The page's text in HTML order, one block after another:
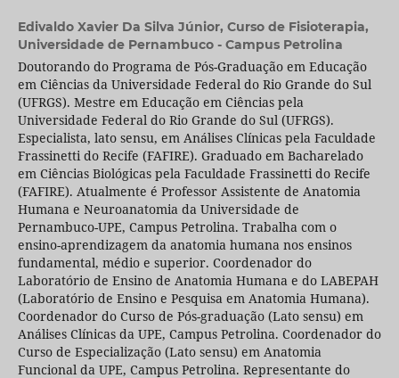
Edivaldo Xavier Da Silva Júnior, Curso de Fisioterapia,
Universidade de Pernambuco - Campus Petrolina
Doutorando do Programa de Pós-Graduação em Educação
em Ciências da Universidade Federal do Rio Grande do Sul
(UFRGS). Mestre em Educação em Ciências pela
Universidade Federal do Rio Grande do Sul (UFRGS).
Especialista, lato sensu, em Análises Clínicas pela Faculdade
Frassinetti do Recife (FAFIRE). Graduado em Bacharelado
em Ciências Biológicas pela Faculdade Frassinetti do Recife
(FAFIRE). Atualmente é Professor Assistente de Anatomia
Humana e Neuroanatomia da Universidade de
Pernambuco-UPE, Campus Petrolina. Trabalha com o
ensino-aprendizagem da anatomia humana nos ensinos
fundamental, médio e superior. Coordenador do
Laboratório de Ensino de Anatomia Humana e do LABEPAH
(Laboratório de Ensino e Pesquisa em Anatomia Humana).
Coordenador do Curso de Pós-graduação (Lato sensu) em
Análises Clínicas da UPE, Campus Petrolina. Coordenador do
Curso de Especialização (Lato sensu) em Anatomia
Funcional da UPE, Campus Petrolina. Representante do